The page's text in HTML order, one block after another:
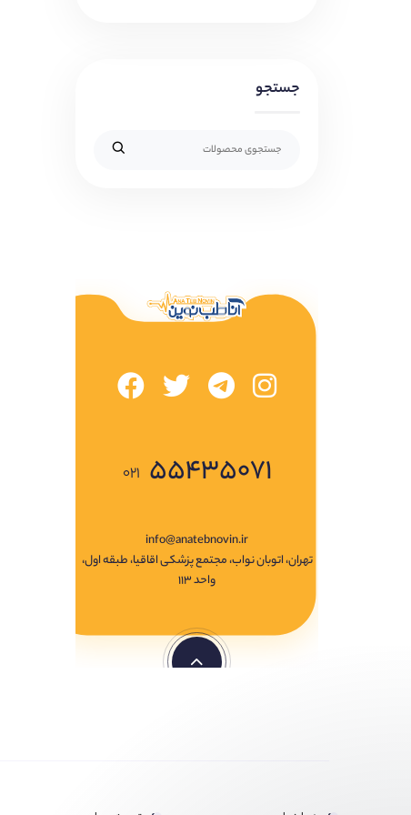
جستجو
۰۲۱ ۵۵۴۳۵۰۷۱
info@anatebnovin.ir
تهران، اتوبان نواب، مجتمع پزشکی اقاقیا، طبقه اول،
واحد ۱۱۳